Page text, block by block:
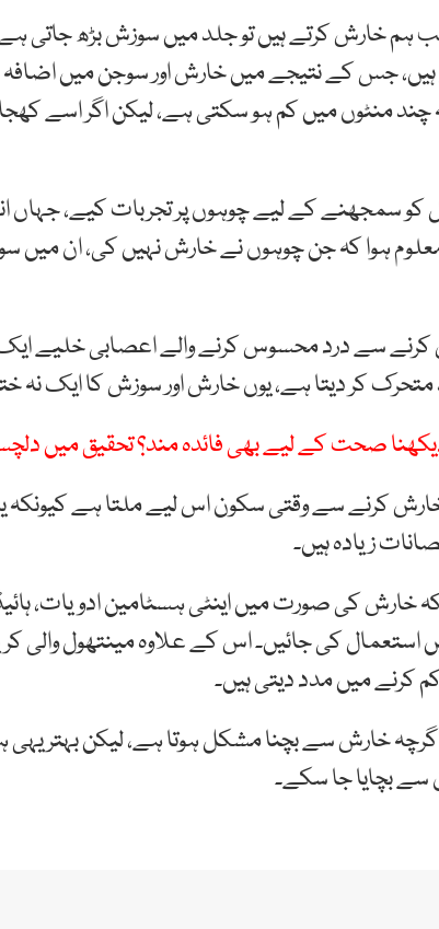
ہم خارش کرتے ہیں تو جلد میں سوزش بڑھ جاتی
ہیں، جس کے نتیجے میں خارش اور سوجن میں
یہ چند منٹوں میں کم ہو سکتی ہے، لیکن اگر اسے
سمجھنے کے لیے چوہوں پر تجربات کیے، جہاں
ہوا کہ جن چوہوں نے خارش نہیں کی، ان میں
کرنے سے درد محسوس کرنے والے اعصابی خلیے
کر دیتا ہے، یوں خارش اور سوزش کا ایک نہ
صحت کے لیے بھی فائدہ مند؟ تحقیق میں
کرنے سے وقتی سکون اس لیے ملتا ہے
زیادہ ہیں۔
خارش کی صورت میں اینٹی ہسٹامین ادویات،
استعمال کی جائیں۔ اس کے علاوہ مینتھول والی
میں مدد دیتی ہیں۔
خارش سے بچنا مشکل ہوتا ہے، لیکن بہتر
سے بچایا جا سکے۔